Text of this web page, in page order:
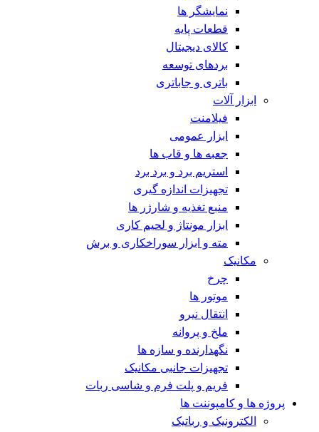
نمایشگر ها
قطعات پایه
کالای دیجیتال
بردهای توسعه
باتری و جاباتری
ابزار آلات
فیلامنت
ابزار عمومی
جعبه ها و قاب ها
استریم برد و برد برد
تجهیزات اندازه گیری
منبع تغذیه و شارژر ها
ابزار مونتاژ و لحیم کاری
مته و ابزار سوراخکاری و برش
مکانیک
چرخ
موتور ها
انتقال نیرو
ملخ و پروانه
نگهدارنده و سازه ها
تجهیزات جانبی مکانیک
فریم و پلت فرم و شاسی ربات
پروژه ها و کامپوننت ها
الکترونیک و رباتیک